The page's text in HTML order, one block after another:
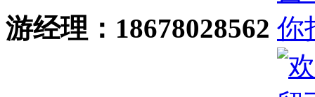
游经理：18678028562